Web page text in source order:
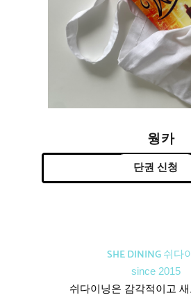
웡카
단권 신청
SHE DINING 쉬다
since 2015
쉬다이닝은 감각적이고 새